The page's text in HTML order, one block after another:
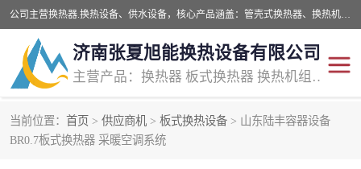
公司主营换热器.换热设备、供水设备，核心产品涵盖：管壳式换热器、换热机组、不锈钢组合式水箱、水处理设备等，提供非标设备集生产、销售、安装一体化服务，可满足全国酒店、学校、医院、商业综合体、工业项目等多场景换热与供水需求。
济南张夏旭能换热设备有限公司
主营产品：换热器 板式换热器 换热机组 供水设备 水处理设备
当前位置： 首页 > 供应商机 > 板式换热设备 > 山东陆丰容器设备
BR0.7板式换热器 采暖空调系统
管壳式换热器